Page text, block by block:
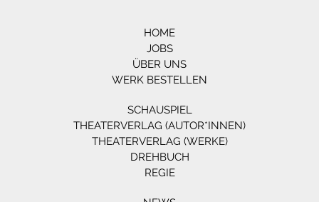
HOME
JOBS
ÜBER UNS
WERK BESTELLEN
SCHAUSPIEL
THEATERVERLAG (AUTOR*INNEN)
THEATERVERLAG (WERKE)
DREHBUCH
REGIE